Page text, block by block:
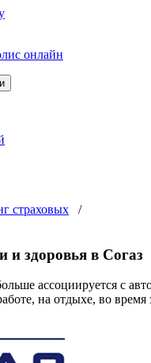
онлайн
страховых /
и здоровья в Согаз
ассоциируется с
на отдыхе, во